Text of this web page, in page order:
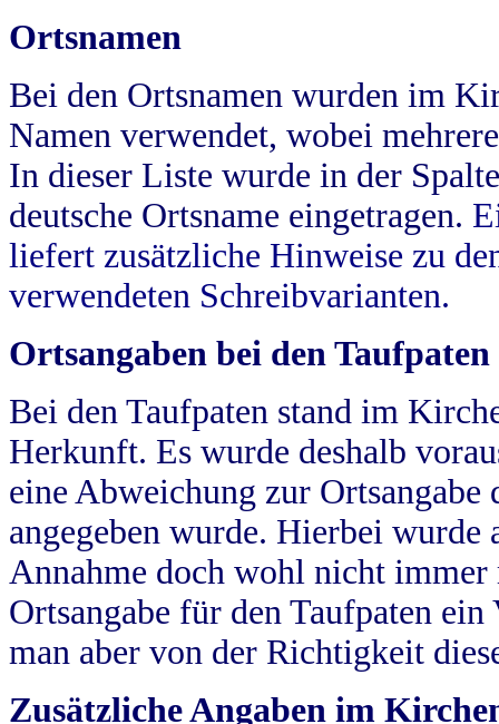
Ortsnamen
Bei den Ortsnamen wurden im
Namen verwendet, wobei
In dieser Liste wurde in der
deutsche Ortsname eingetragen.
liefert zusätzliche Hinweise zu
verwendeten Schreibvarianten.
Ortsangaben bei den Taufpaten
Bei den Taufpaten stand im
Herkunft. Es wurde deshalb
eine Abweichung zur
angegeben wurde. Hierbei wurde
Annahme doch wohl nicht
Ortsangabe für den Taufpaten
man aber von der Richtigkeit
Zusätzliche Angaben im